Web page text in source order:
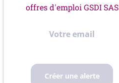
offres d'emploi GSDI SAS